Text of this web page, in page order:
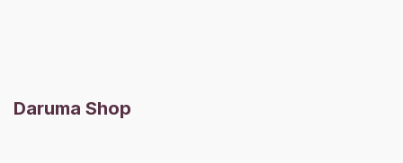
Daruma Shop